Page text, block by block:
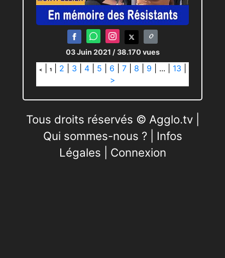
03 Juin 2021 / 38.170 vues
<| 1| 2 3 4| 5 6 7| 8 9 ... 13
>
Tous droits réservés © Agglo.tv |
Qui sommes-nous ?| Infos
Légales
Connexion